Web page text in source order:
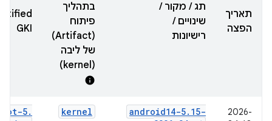
תאריך
הפצה
תג / מקור /
שינויים /
רישיונות
בתהליך
פיתוח
(Artifact)
של ליבה
(kernel)
info
GKI
2026-
android14-5. 15-
kernel
5.